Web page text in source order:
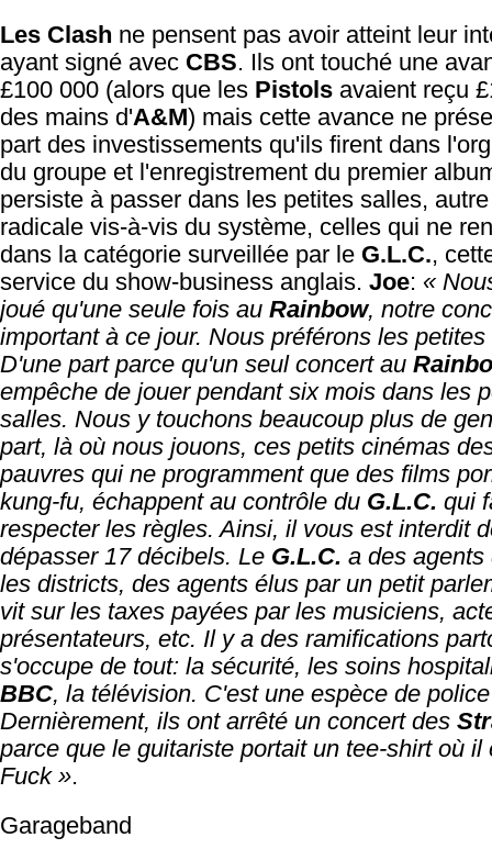
Les Clash ne pensent pas avoir atteint leur
ayant signé avec CBS. Ils ont touché une
£100 000 (alors que les Pistols avaient reçu
des mains d'A&M) mais cette avance ne
part des investissements qu'ils firent dans
du groupe et l'enregistrement du premier
persiste à passer dans les petites salles,
radicale vis-à-vis du système, celles qui ne
dans la catégorie surveillée par le G.L.C.,
service du show-business anglais. Joe: «
joué qu'une seule fois au Rainbow, notre
important à ce jour. Nous préférons les
D'une part parce qu'un seul concert au
empêche de jouer pendant six mois dans les
salles. Nous y touchons beaucoup plus de
part, là où nous jouons, ces petits cinémas
pauvres qui ne programment que des films
kung-fu, échappent au contrôle du G.L.C. qui
respecter les règles. Ainsi, il vous est interdit
dépasser 17 décibels. Le G.L.C. a des agents
les districts, des agents élus par un petit
vit sur les taxes payées par les musiciens,
présentateurs, etc. Il y a des ramifications
s'occupe de tout: la sécurité, les soins
BBC, la télévision. C'est une espèce de
Dernièrement, ils ont arrêté un concert des
parce que le guitariste portait un tee-shirt où il
Fuck ».
Garageband